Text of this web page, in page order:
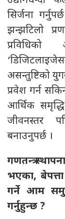
सिर्जना
झन्झटिलो
असन्तुष्टिको
प्रवेश गर्न
आर्थिक
जीवनस्तर
बनाउनुपर्छ ।
गणतन्त्र
भएका,
गर्ने आम
गर्नुहुन्छ ?